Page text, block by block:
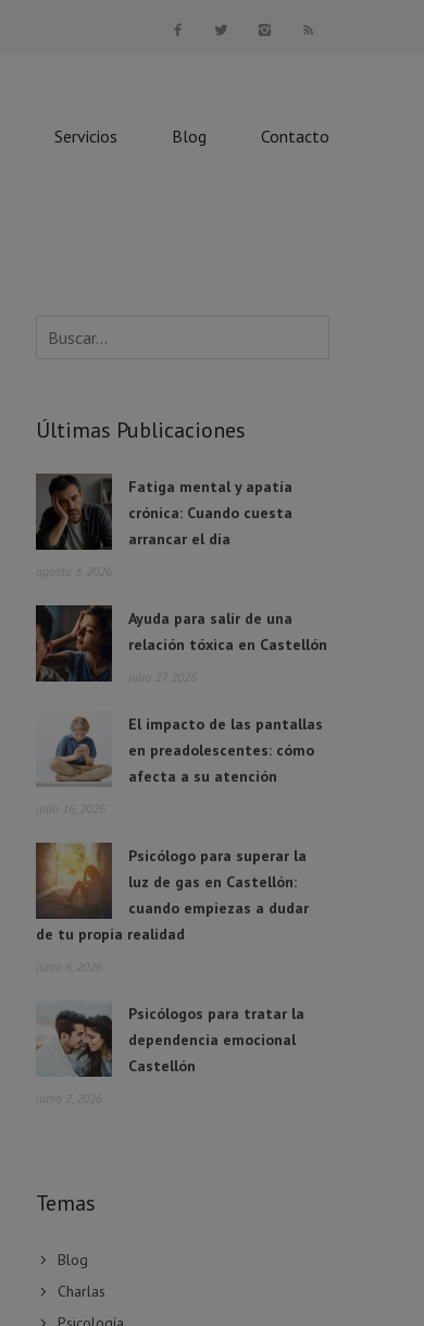
Servicios Blog Contacto
Últimas Publicaciones
Fatiga mental y apatía
crónica: Cuando cuesta
arrancar el día
agosto 3, 2026
Ayuda para salir de una
relación tóxica en Castellón
julio 27, 2026
El impacto de las pantallas
en preadolescentes: cómo
afecta a su atención
julio 16, 2026
Psicólogo para superar la
luz de gas en Castellón:
cuando empiezas a dudar
de tu propia realidad
junio 6, 2026
Psicólogos para tratar la
dependencia emocional
Castellón
junio 2, 2026
Temas
Blog
Charlas